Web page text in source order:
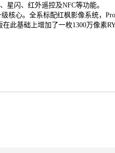
星闪、红外遥控及NFC等功能。
心。全系标配红枫影像系统，
此基础上增加了一枚1300万像素